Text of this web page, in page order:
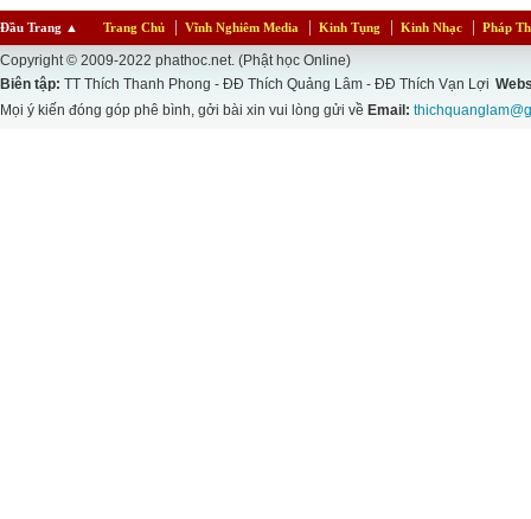
Đầu Trang ▲ Trang Chủ Vĩnh Nghiêm Media Kinh Tụng Kinh Nhạc Pháp
Copyright © 2009-2022 phathoc.net. (Phật học Online)
Biên tập: TT Thích Thanh Phong - ĐĐ Thích Quảng Lâm - ĐĐ Thích Vạn Lợi
Mọi ý kiến đóng góp phê bình, gởi bài xin vui lòng gửi về Email: